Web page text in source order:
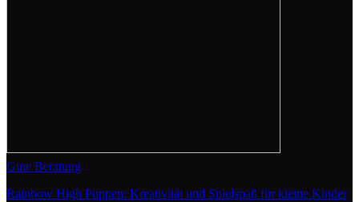
Gute Beratung
Rainbow High Puppen: Kreativität und Spielspaß für kleine Kinder